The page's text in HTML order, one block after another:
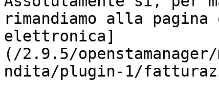
rimandiamo alla
elettronica]
(/2.9.5/
ndita/plugin-1/